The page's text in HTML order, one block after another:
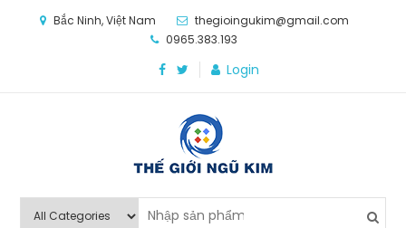
Bắc Ninh, Việt Nam
thegioingukim@gmail.com
0965.383.193
Login
Thế Giới Ngũ Kim
nghiệp sản xuất